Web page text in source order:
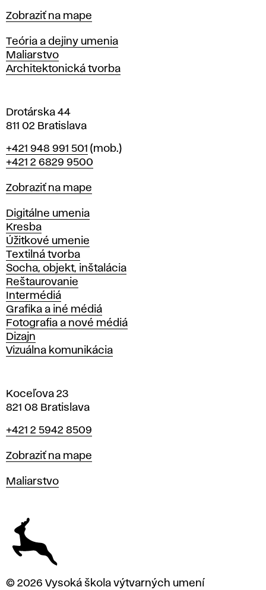
i
s
l
a
v
Mapa
Zobraziť na mape
Katedry
Teória a dejiny umenia
Maliarstvo
Architektonická tvorba
Drotárska 44
811 02 Bratislava
Telefón
+421 948 991 501 (mob.)
+421 2 6829 9500
Mapa
Zobraziť na mape
Katedry
Digitálne umenia
Kresba
Úžitkové umenie
Textilná tvorba
Socha, objekt, inštalácia
Reštaurovanie
Intermédiá
Grafika a iné médiá
Fotografia a nové médiá
Dizajn
Vizuálna komunikácia
Koceľova 23
821 08 Bratislava
Telefón
+421 2 5942 8509
Mapa
Zobraziť na mape
Katedry
Maliarstvo
© 2026 Vysoká škola výtvarných umení